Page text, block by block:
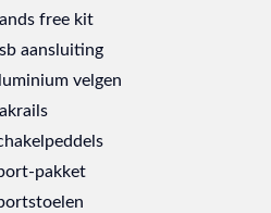
free kit
aansluiting
velgen
pakket